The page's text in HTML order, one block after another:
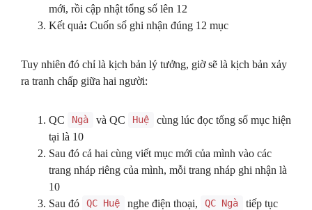
mới, rồi cập nhật tổng số lên 12
Kết quả: Cuốn sổ ghi nhận đúng 12 mục
Tuy nhiên đó chỉ là kịch bản lý tưởng, giờ sẽ là kịch bản xảy
ra tranh chấp giữa hai người:
QC Ngà và QC Huệ
cùng lúc đọc tổng số mục hiện
tại là 10
Sau đó cả hai cùng viết mục mới của mình vào các
trang nháp riêng của mình, mỗi trang nháp ghi nhận là
10
Sau đó
QC Huệ nghe điện thoại, QC Ngà
tiếp tục